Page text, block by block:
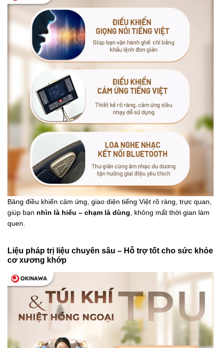
Bảng điều khiển cảm ứng, giao diện tiếng Việt rõ ràng, trực quan,
giúp bạn nhìn là hiểu – chạm là dùng, không mất thời gian làm
quen.
Liệu pháp trị liệu chuyên sâu – Hỗ trợ tốt cho sức khỏe
cơ xương khớp